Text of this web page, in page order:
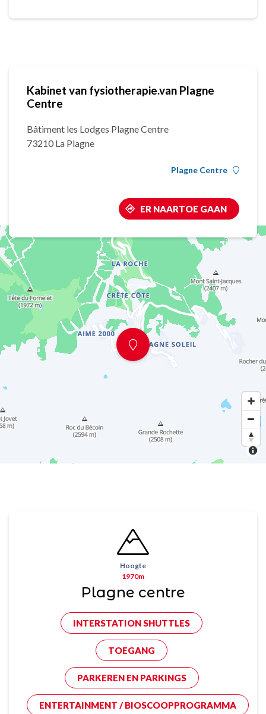
Kabinet van fysiotherapie.van Plagne
Centre
Bâtiment les Lodges Plagne Centre
73210 La Plagne
Plagne Centre
ER NAARTOE GAAN
Hoogte
1970m
Plagne centre
INTERSTATION SHUTTLES
TOEGANG
PARKEREN EN PARKINGS
ENTERTAINMENT / BIOSCOOPPROGRAMMA